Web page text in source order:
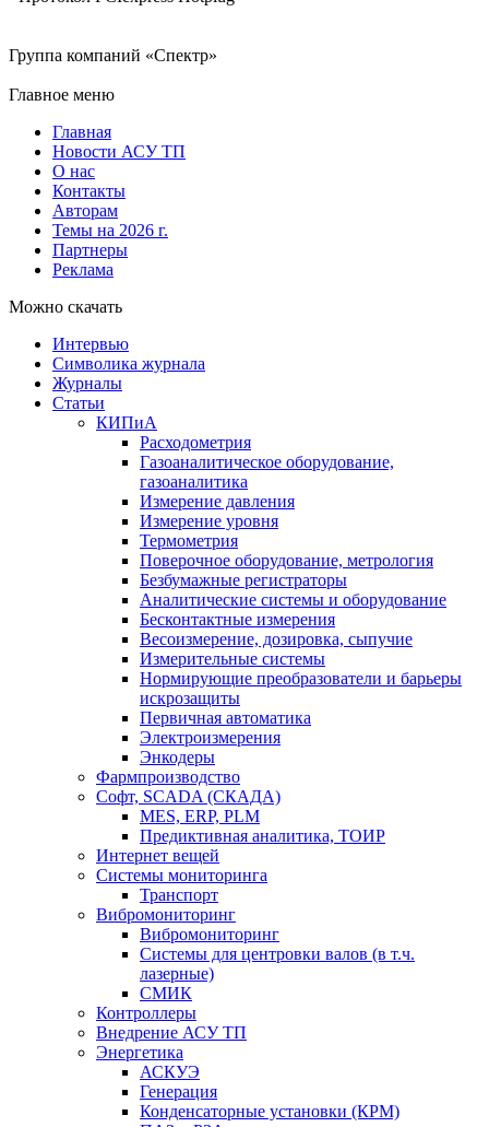
Группа компаний «Спектр»
Главное меню
Главная
Новости АСУ ТП
О нас
Контакты
Авторам
Темы на 2026 г.
Партнеры
Реклама
Можно скачать
Интервью
Символика журнала
Журналы
Статьи
КИПиА
Расходометрия
Газоаналитическое оборудование,
газоаналитика
Измерение давления
Измерение уровня
Термометрия
Поверочное оборудование, метрология
Безбумажные регистраторы
Аналитические системы и оборудование
Бесконтактные измерения
Весоизмерение, дозировка, сыпучие
Измерительные системы
Нормирующие преобразователи и барьеры
искрозащиты
Первичная автоматика
Электроизмерения
Энкодеры
Фармпроизводство
Софт, SCADA (СКАДА)
MES, ERP, PLM
Предиктивная аналитика, ТОИР
Интернет вещей
Системы мониторинга
Транспорт
Вибромониторинг
Вибромониторинг
Системы для центровки валов (в т.ч.
лазерные)
СМИК
Контроллеры
Внедрение АСУ ТП
Энергетика
АСКУЭ
Генерация
Конденсаторные установки (КРМ)